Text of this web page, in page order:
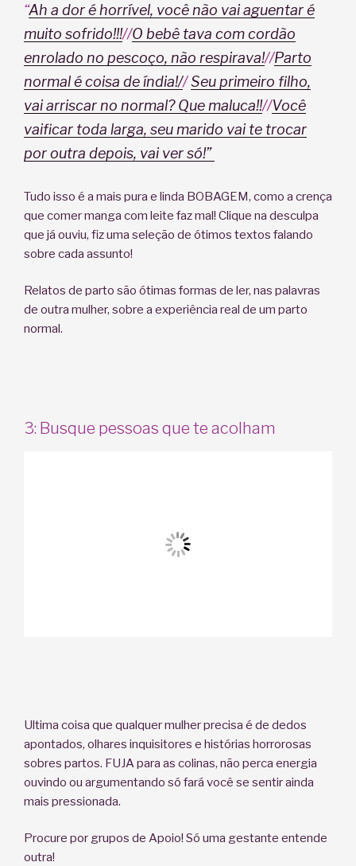
“Ah a dor é horrível, você não vai aguentar é
muito sofrido!!!//O bebê tava com cordão
enrolado no pescoço, não respirava!//Parto
normal é coisa de índia!//Seu primeiro filho,
vai arriscar no normal? Que maluca!!//Você
vaificar toda larga, seu marido vai te trocar
por outra depois, vai ver só!”
Tudo isso é a mais pura e linda BOBAGEM, como a crença
que comer manga com leite faz mal! Clique na desculpa
que já ouviu, fiz uma seleção de ótimos textos falando
sobre cada assunto!
Relatos de parto são ótimas formas de ler, nas palavras
de outra mulher, sobre a experiência real de um parto
normal.
3: Busque pessoas que te acolham
Ultima coisa que qualquer mulher precisa é de dedos
apontados, olhares inquisitores e histórias horrorosas
sobres partos. FUJA para as colinas, não perca energia
ouvindo ou argumentando só fará você se sentir ainda
mais pressionada.
Procure por grupos de Apoio! Só uma gestante entende
outra!